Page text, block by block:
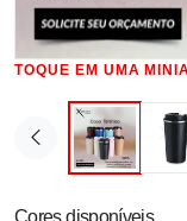
TOQUE EM UMA
Cores disponíveis